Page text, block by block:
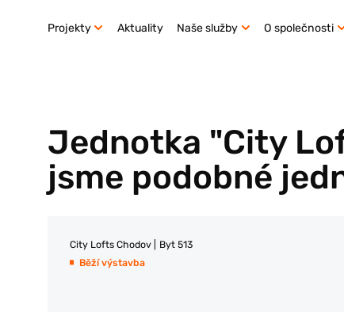
Projekty Aktuality Naše služby O společnosti
Jednotka "City
jsme podobné
City Lofts Chodov
Byt 513
Běží výstavba